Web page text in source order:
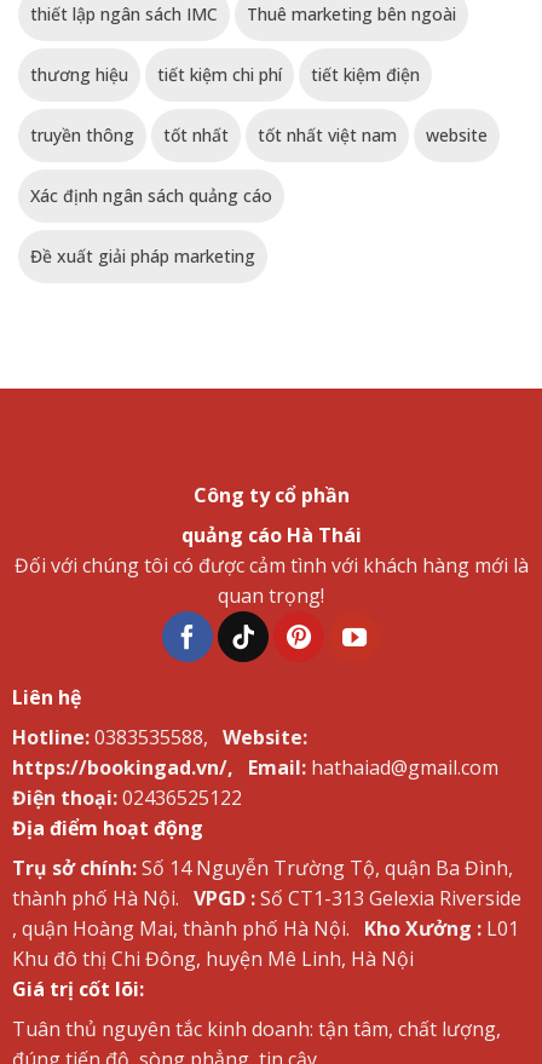
thiết lập ngân sách IMC Thuê marketing bên ngoài
thương hiệu tiết kiệm chi phí tiết kiệm điện
truyền thông tốt nhất tốt nhất việt nam website
Xác định ngân sách quảng cáo
Đề xuất giải pháp marketing
Công ty cổ phần
quảng cáo Hà Thái
Đối với chúng tôi có được cảm tình với khách hàng mới là
quan trọng!
Liên hệ
Hotline:0383535588, Website:
https://bookingad.vn/,
Email: hathaiad@gmail.com
Điện thoại:02436525122
Địa điểm hoạt động
Trụ sở chính:Số 14 Nguyễn Trường Tộ, quận Ba Đình,
thành phố Hà Nội. VPGD :Số CT1-313 Gelexia Riverside
, quận Hoàng Mai, thành phố Hà Nội.
Kho Xưởng :L01
Khu đô thị Chi Đông, huyện Mê Linh, Hà Nội
Giá trị cốt lõi:
Tuân thủ nguyên tắc kinh doanh: tận tâm, chất lượng,
đúng tiến độ, sòng phẳng, tin cậy.